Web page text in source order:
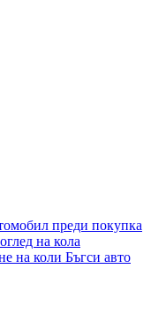
преди покупка
оглед на кола
на коли Бъгси авто